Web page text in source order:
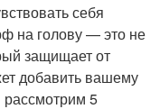
себя
на голову — это не
защищает от
добавить вашему
рассмотрим 5